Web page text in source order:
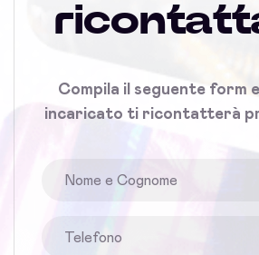
Compila il seguente form
incaricato ti ricontatterà